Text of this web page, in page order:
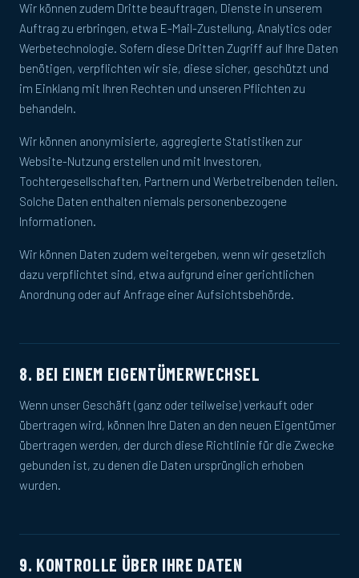
Wir können zudem Dritte beauftragen, Dienste in unserem
Auftrag zu erbringen, etwa E-Mail-Zustellung, Analytics oder
Werbetechnologie. Sofern diese Dritten Zugriff auf Ihre Daten
benötigen, verpflichten wir sie, diese sicher, geschützt und
im Einklang mit Ihren Rechten und unseren Pflichten zu
behandeln.
Wir können anonymisierte, aggregierte Statistiken zur
Website-Nutzung erstellen und mit Investoren,
Tochtergesellschaften, Partnern und Werbetreibenden teilen.
Solche Daten enthalten niemals personenbezogene
Informationen.
Wir können Daten zudem weitergeben, wenn wir gesetzlich
dazu verpflichtet sind, etwa aufgrund einer gerichtlichen
Anordnung oder auf Anfrage einer Aufsichtsbehörde.
8. BEI EINEM EIGENTÜMERWECHSEL
Wenn unser Geschäft (ganz oder teilweise) verkauft oder
übertragen wird, können Ihre Daten an den neuen Eigentümer
übertragen werden, der durch diese Richtlinie für die Zwecke
gebunden ist, zu denen die Daten ursprünglich erhoben
wurden.
9. KONTROLLE ÜBER IHRE DATEN